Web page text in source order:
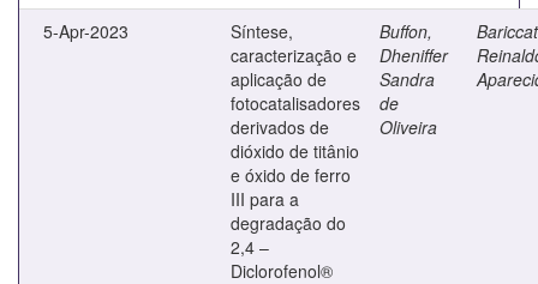
5-Apr-2023
Síntese,
caracterização e
aplicação de
fotocatalisadores
derivados de
dióxido de titânio
e óxido de ferro
III para a
degradação do
2,4 –
Diclorofenol®
Buffon,
Dheniffer
Sandra
de
Oliveira